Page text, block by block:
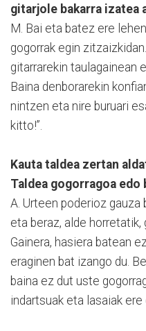
gitarjole bakarra izatea
M. Bai eta batez ere
gogorrak egin
gitarrarekin taulagainean
Baina denborarekin
nintzen eta nire buruari
kitto!”.
Kauta taldea zertan
Taldea gogorragoa
A. Urteen poderioz
eta beraz, alde horretatik,
Gainera, hasiera batean
eraginen bat izango du.
baina ez dut uste
indartsuak eta lasaiak ere